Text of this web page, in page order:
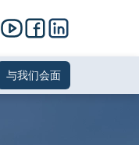
与我们会面